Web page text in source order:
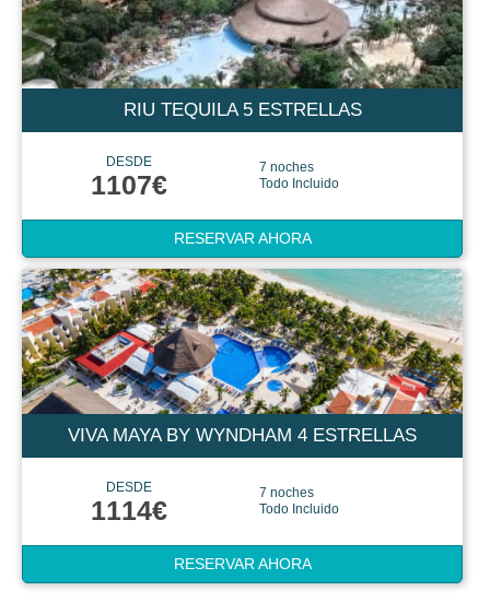
RIU TEQUILA 5 ESTRELLAS
DESDE
1107€
7 noches
Todo Incluido
RESERVAR AHORA
VIVA MAYA BY WYNDHAM 4 ESTRELLAS
DESDE
1114€
7 noches
Todo Incluido
RESERVAR AHORA